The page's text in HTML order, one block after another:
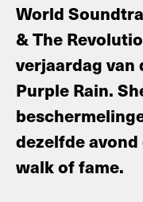
World
& The
verjaardag van
Purple Rain.
dezelfde
walk of fame.